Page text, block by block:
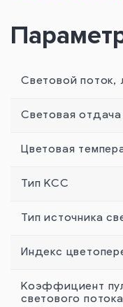
Световой поток,
Световая отдача
Цветовая
Тип КСС
Тип источника
Индекс
Коэффициент
светового потока